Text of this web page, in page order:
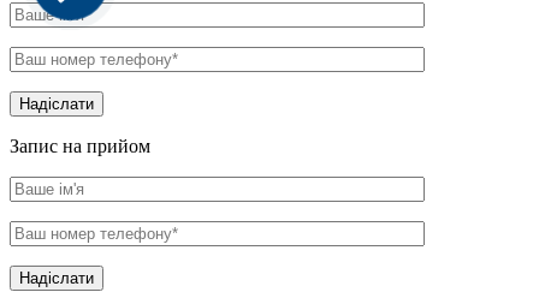
Надіслати
Запис на прийом
Надіслати